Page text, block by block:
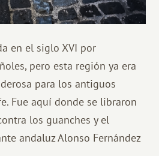
en el siglo XVI por
pero esta región ya era
para los antiguos
Fue aquí donde se libraron
los guanches y el
andaluz Alonso Fernández